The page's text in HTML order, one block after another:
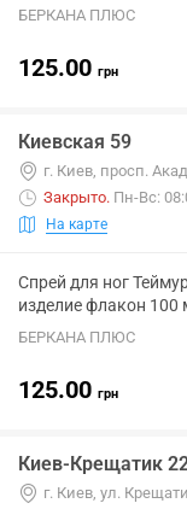
БЕРКАНА ПЛЮС
125.00 грн
Киевская 59
г. Киев, просп.
Закрыто. Пн-Вс:
На карте
Спрей для ног
изделие флакон 100
БЕРКАНА ПЛЮС
125.00 грн
Киев-Крещатик
г. Киев, ул.